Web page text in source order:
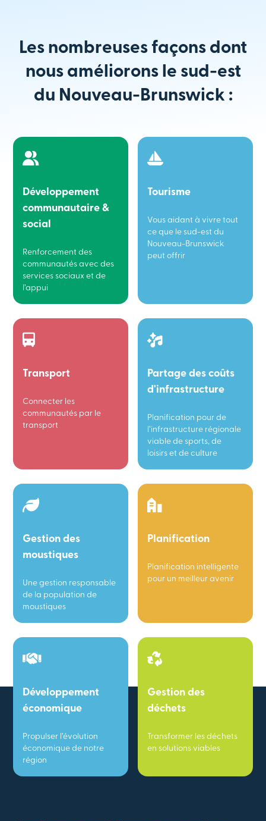
Les nombreuses façons dont
nous améliorons le sud-est
du Nouveau-Brunswick :
Développement
communautaire &
social
Renforcement des
communautés avec des
services sociaux et de
l’appui
Tourisme
Vous aidant à vivre tout
ce que le sud-est du
Nouveau-Brunswick
peut offrir
Transport
Connecter les
communautés par le
transport
Partage des coûts
d'infrastructure
Planification pour de
l’infrastructure régionale
viable de sports, de
loisirs et de culture
Gestion des
moustiques
Une gestion responsable
de la population de
moustiques
Planification
Planification intelligente
pour un meilleur avenir
Développement
économique
Propulser l’évolution
économique de notre
région
Gestion des
déchets
Transformer les déchets
en solutions viables